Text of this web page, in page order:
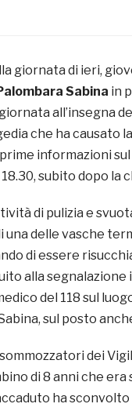
giornata di ieri,
Sabina in
all’insegna
che ha causato la
informazioni
subito dopo la
di pulizia e
una delle vasche
di essere
alla
del 118 sul
sul posto
dei
di 8 anni che era
ha